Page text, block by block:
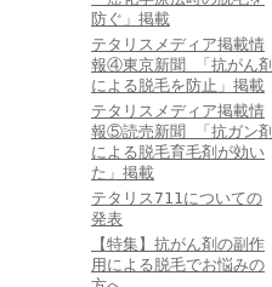
防ぐ」掲載
テタリスメディア掲載情
報④東京新聞 「抗がん剤
による脱毛を防止」掲載
テタリスメディア掲載情
報⑤読売新聞 「抗ガン剤
による脱毛育毛剤が効い
た」掲載
テタリス711についての
発表
【特集】抗がん剤の副作
用による脱毛でお悩みの